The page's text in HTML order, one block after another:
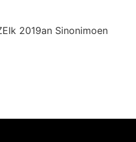
2019an Sinonimoen